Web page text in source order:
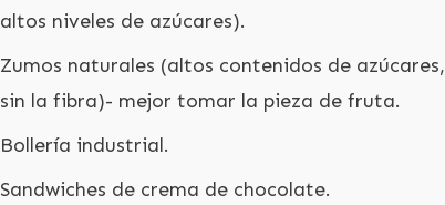
altos niveles de azúcares).
Zumos naturales (altos contenidos de azúcares,
sin la fibra)- mejor tomar la pieza de fruta.
Bollería industrial.
Sandwiches de crema de chocolate.